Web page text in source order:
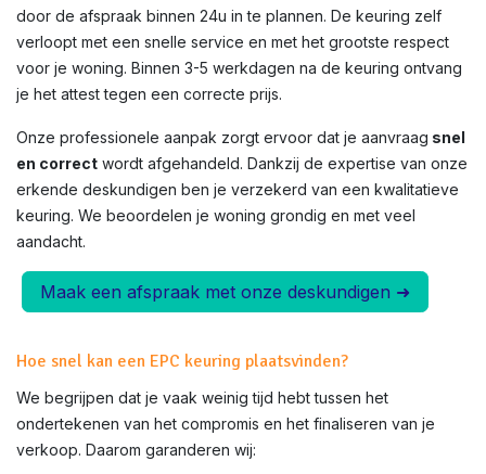
door de afspraak binnen 24u in te plannen. De keuring zelf
verloopt met een snelle service en met het grootste respect
voor je woning. Binnen 3-5 werkdagen na de keuring ontvang
je het attest tegen een correcte prijs.
Onze professionele aanpak zorgt ervoor dat je aanvraag snel
en correct wordt afgehandeld. Dankzij de expertise van onze
erkende deskundigen ben je verzekerd van een kwalitatieve
keuring. We beoordelen je woning grondig en met veel
aandacht.
Maak een afspraak met onze deskundigen ➜
Hoe snel kan een EPC keuring plaatsvinden?
We begrijpen dat je vaak weinig tijd hebt tussen het
ondertekenen van het compromis en het finaliseren van je
verkoop. Daarom garanderen wij: